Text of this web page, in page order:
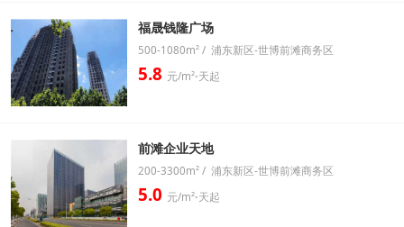
福晟钱隆广场
500-1080m² / 浦东新区-世博前滩商务区
5.8 元/m²⋅天起
前滩企业天地
200-3300m² / 浦东新区-世博前滩商务区
5.0 元/m²⋅天起